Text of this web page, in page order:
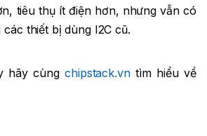
tiêu thụ ít điện hơn, nhưng vẫn có
thiết bị dùng I2C cũ.
hãy cùngchipstack.vntìm hiểu về